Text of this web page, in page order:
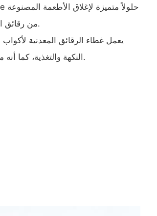
من رقائق الألومنيوم المخصصة للأطعمة مع طلاءات متقدمة.
النكهة والتغذية، كما أنه متوافق مع أقطار الأكواب المختلفة ومعدات الختم.